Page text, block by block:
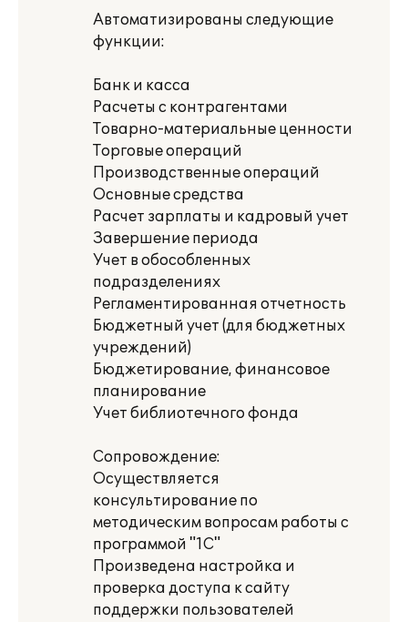
Автоматизированы следующие
функции:
Банк и касса
Расчеты с контрагентами
Товарно-материальные ценности
Торговые операций
Производственные операций
Основные средства
Расчет зарплаты и кадровый учет
Завершение периода
Учет в обособленных
подразделениях
Регламентированная отчетность
Бюджетный учет (для бюджетных
учреждений)
Бюджетирование, финансовое
планирование
Учет библиотечного фонда
Сопровождение:
Осуществляется
консультирование по
методическим вопросам работы с
программой "1С"
Произведена настройка и
проверка доступа к сайту
поддержки пользователей